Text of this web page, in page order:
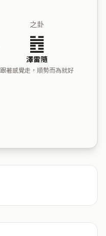
之卦
䷐
澤雷隨
跟著感覺走，順勢而為就好